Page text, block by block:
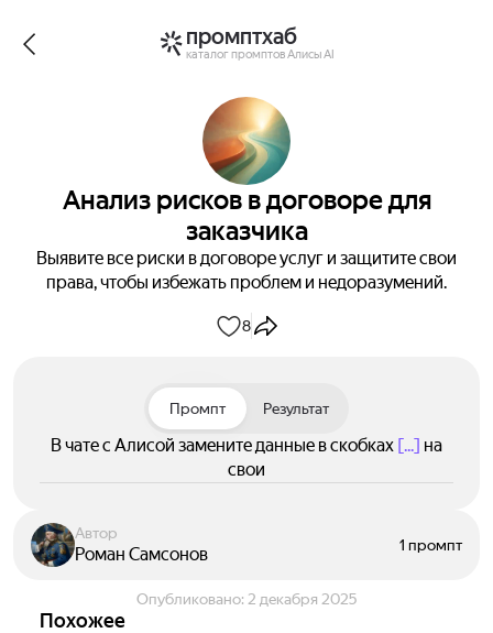
промптхаб
каталог промптов Алисы AI
Анализ рисков в договоре для
заказчика
Выявите все риски в договоре услуг и защитите свои
права, чтобы избежать проблем и недоразумений.
8
Промпт Результат
В чате с Алисой замените данные в скобках [...] на
свои
Автор
Роман Самсонов 1 промпт
Опубликовано: 2 декабря 2025
Похожее